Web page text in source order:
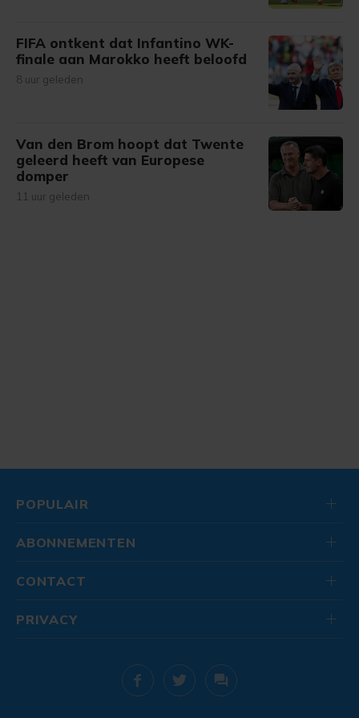
FIFA ontkent dat Infantino WK-
finale aan Marokko heeft beloofd
8 uur geleden
Van den Brom hoopt dat Twente
geleerd heeft van Europese
domper
11 uur geleden
POPULAIR
ABONNEMENTEN
CONTACT
PRIVACY